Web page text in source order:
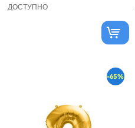
ДОСТУПНО
-65%